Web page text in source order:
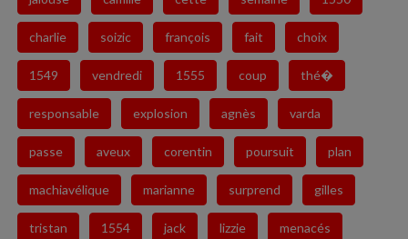
charlie soizic françois fait choix
1549 vendredi 1555 coup thé�
responsable explosion agnès varda
passe aveux corentin poursuit plan
machiavélique marianne surprend gilles
tristan 1554 jack lizzie menacés